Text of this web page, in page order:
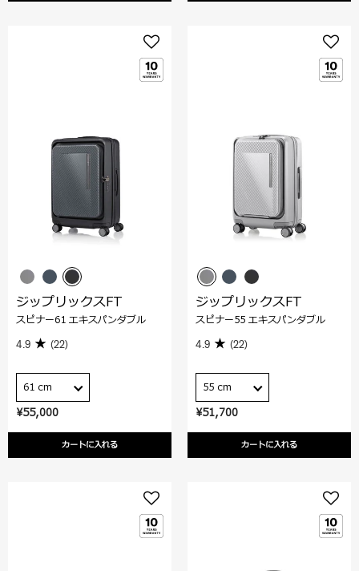
¥55,000
カートに入れる
ジップリックスFT
スピナー61 エキスパンダブル
4.9 (22)
61 cm
¥51,700
カートに入れる
ジップリックスFT
スピナー55 エキスパンダブル
4.9 (22)
55 cm